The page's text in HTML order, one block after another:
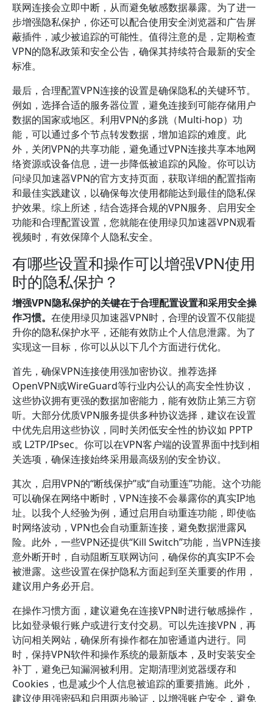
联网连接会立即中断，从而避免敏感数据暴露。为了进一
步增强隐私保护，你还可以配合使用安全浏览器和广告屏
蔽插件，减少被追踪的可能性。值得注意的是，定期检查
VPN的隐私政策和安全公告，确保其持续符合最新的安全
标准。
最后，合理配置VPN连接的设置是确保隐私的关键环节。
例如，选择合适的服务器位置，避免连接到可能存储用户
数据的国家或地区。利用VPN的多跳（Multi-hop）功
能，可以通过多个节点转发数据，增加追踪的难度。此
外，关闭VPN的共享功能，避免通过VPN连接共享本地网
络资源或设备信息，进一步降低被追踪的风险。你可以访
问绿贝加速器VPN的官方支持页面，获取详细的配置指南
和最佳实践建议，以确保每次使用都能达到最佳的隐私保
护效果。综上所述，结合选择合规的VPN服务、启用安全
功能和合理配置设置，您就能在使用绿贝加速器VPN观看
视频时，有效保障个人隐私安全。
有哪些设置和操作可以增强VPN使用
时的隐私保护？
增强VPN隐私保护的关键在于合理配置设置和采用安全操
作习惯。 在使用绿贝加速器VPN时，合理的设置不仅能提
升你的隐私保护水平，还能有效防止个人信息泄露。为了
实现这一目标，你可以从以下几个方面进行优化。
首先，确保VPN连接使用强加密协议。推荐选择
OpenVPN或WireGuard等行业内公认的高安全性协议，
这些协议拥有更强的数据加密能力，能有效防止第三方窃
听。大部分优质VPN服务提供多种协议选择，建议在设置
中优先启用这些协议，同时关闭低安全性的协议如 PPTP
或 L2TP/IPsec。你可以在VPN客户端的设置界面中找到相
关选项，确保连接始终采用最高级别的安全协议。
其次，启用VPN的“断线保护”或“自动重连”功能。这个功能
可以确保在网络中断时，VPN连接不会暴露你的真实IP地
址。以我个人经验为例，通过启用自动重连功能，即使临
时网络波动，VPN也会自动重新连接，避免数据泄露风
险。此外，一些VPN还提供“Kill Switch”功能，当VPN连接
意外断开时，自动阻断互联网访问，确保你的真实IP不会
被泄露。这些设置在保护隐私方面起到至关重要的作用，
建议用户务必开启。
在操作习惯方面，建议避免在连接VPN时进行敏感操作，
比如登录银行账户或进行支付交易。可以先连接VPN，再
访问相关网站，确保所有操作都在加密通道内进行。同
时，保持VPN软件和操作系统的最新版本，及时安装安全
补丁，避免已知漏洞被利用。定期清理浏览器缓存和
Cookies，也是减少个人信息被追踪的重要措施。此外，
建议使用强密码和启用两步验证，以增强账户安全，避免